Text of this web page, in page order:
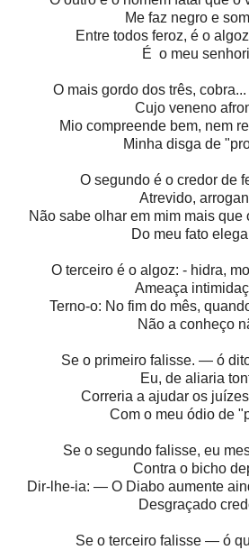
Me faz negro e
Entre todos feroz, é o
É o meu
O mais gordo dos três,
Cujo veneno
Mio compreende bem, nem
Minha disga de
O segundo é o credor de
Atrevido,
Não sabe olhar em mim mais que
Do meu fato
O terceiro é o algoz: - hidra,
Ameaça
Terno-o: No fim do mês,
Não a conheço
Se o primeiro falisse. — ó
Eu, de aliaria
Correria a ajudar os
Com o meu ódio de
Se o segundo falisse, eu
Contra o bicho
Dir-lhe-ia: — O Diabo aumente
Desgraçado
Se o terceiro falisse — ó